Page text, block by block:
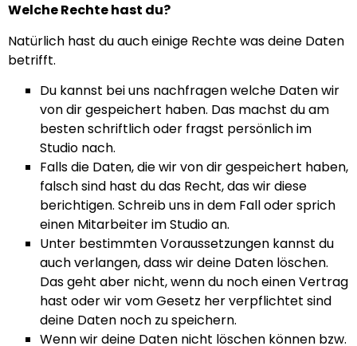
Welche Rechte hast du?
Natürlich hast du auch einige Rechte was deine Daten
betrifft.
Du kannst bei uns nachfragen welche Daten wir
von dir gespeichert haben. Das machst du am
besten schriftlich oder fragst persönlich im
Studio nach.
Falls die Daten, die wir von dir gespeichert haben,
falsch sind hast du das Recht, das wir diese
berichtigen. Schreib uns in dem Fall oder sprich
einen Mitarbeiter im Studio an.
Unter bestimmten Voraussetzungen kannst du
auch verlangen, dass wir deine Daten löschen.
Das geht aber nicht, wenn du noch einen Vertrag
hast oder wir vom Gesetz her verpflichtet sind
deine Daten noch zu speichern.
Wenn wir deine Daten nicht löschen können bzw.